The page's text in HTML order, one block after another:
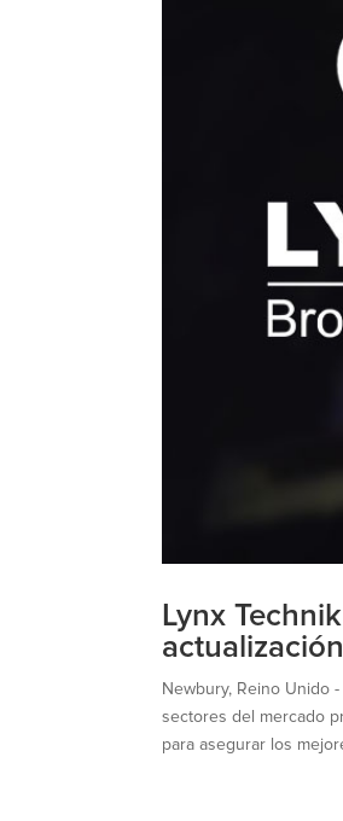
Lynx
Newbury, Reino Unido
sectores del mercado
para asegurar los